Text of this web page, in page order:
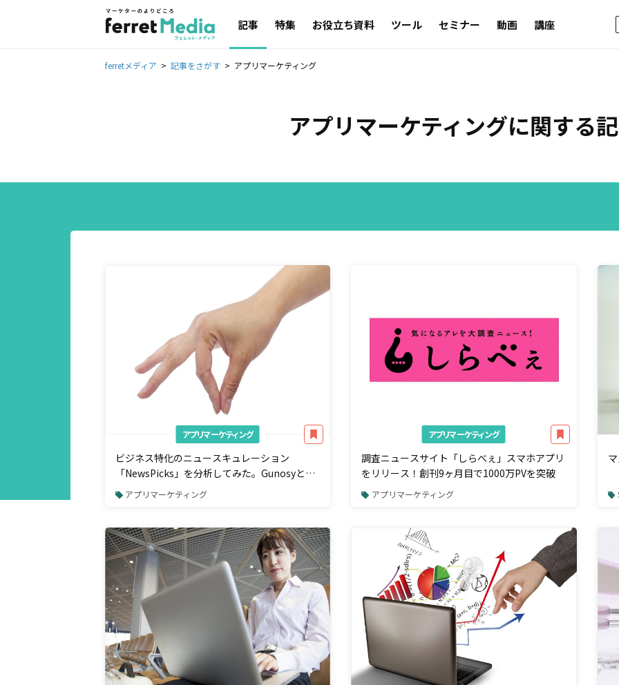
記事 特集 お役立ち資料 ツール セミナー 動画 講座
ferretメディア 記事をさがす アプリマーケティング
アプリマーケティングに関する
アプリマーケティング
ビジネス特化のニュースキュレーション
「NewsPicks」を分析してみた。Gunosyとの
比較あり
アプリマーケティング
アプリマーケティング
調査ニュースサイト「しらべぇ」スマホアプリ
をリリース！創刊9ヶ月目で1000万PVを突破
アプリマーケティング